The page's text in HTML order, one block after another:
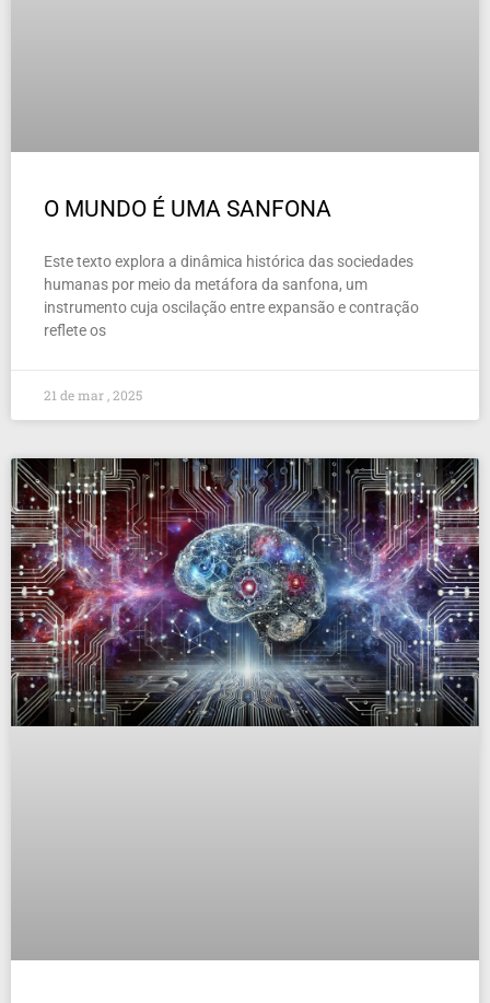
O MUNDO É UMA SANFONA
Este texto explora a dinâmica histórica das sociedades
humanas por meio da metáfora da sanfona, um
instrumento cuja oscilação entre expansão e contração
reflete os
21 de mar , 2025